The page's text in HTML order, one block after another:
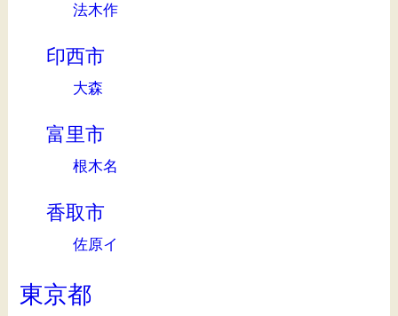
法木作
印西市
大森
富里市
根木名
香取市
佐原イ
東京都